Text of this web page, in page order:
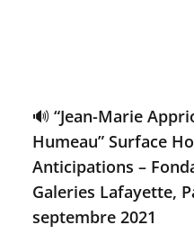
🔊 “Jean-Marie
Humeau” Surface
Anticipations –
Galeries Lafayette,
septembre 2021